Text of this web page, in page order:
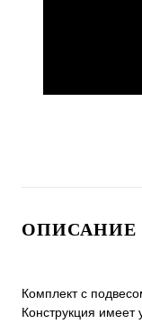
ОПИСАНИЕ
Комплект с
Конструкция имеет